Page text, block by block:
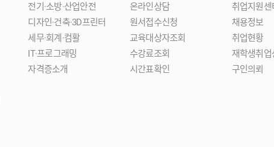
전기·소방·산업안전
디자인·건축·3D프린터
세무·회계·컴활
IT·프로그래밍
자격증소개
온라인상담
원서접수신청
교육대상자조회
수강료조회
시간표확인
취업지원센
채용정보
취업현황
재학생취업
구인의뢰